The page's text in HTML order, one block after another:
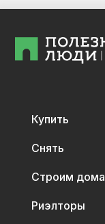
Купить
Снять
Строим дома
Риэлторы